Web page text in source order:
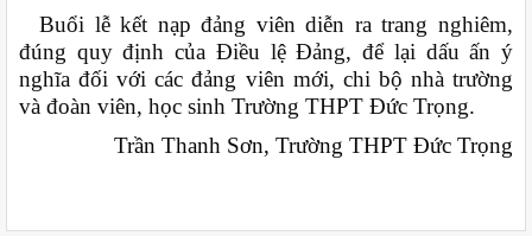
Buổi lễ kết nạp đảng viên diễn ra trang nghiêm,
đúng quy định của Điều lệ Đảng, để lại dấu ấn ý
nghĩa đối với các đảng viên mới, chi bộ nhà trường
và đoàn viên, học sinh Trường THPT Đức Trọng.
Trần Thanh Sơn, Trường THPT Đức Trọng